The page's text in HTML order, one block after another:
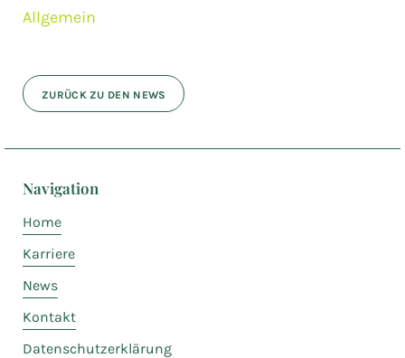
Allgemein
ZURÜCK ZU DEN NEWS
Navigation
Home
Karriere
News
Kontakt
Datenschutzerklärung